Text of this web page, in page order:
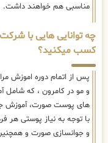
مناسبی هم خواهند داشت.
چه توانایی هایی با
کسب میکنید؟
پس از اتمام دوره اموزش
و مو در کامرون ، که شامل
های پوست صورت، آموزش
با توجه به نیاز پوستی هر
و جوانسازی صورت و